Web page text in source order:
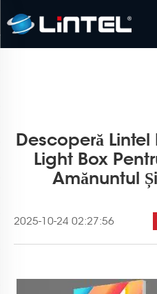
Descoperă Lintel
Light Box
Amănuntul
2025-10-24 02:27:56